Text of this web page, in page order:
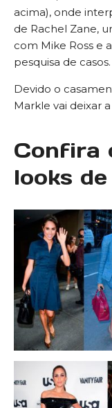
acima), onde
de Rachel Zane,
com Mike Ross e
pesquisa de casos.
Devido o
Markle vai deixar a
Confira
looks